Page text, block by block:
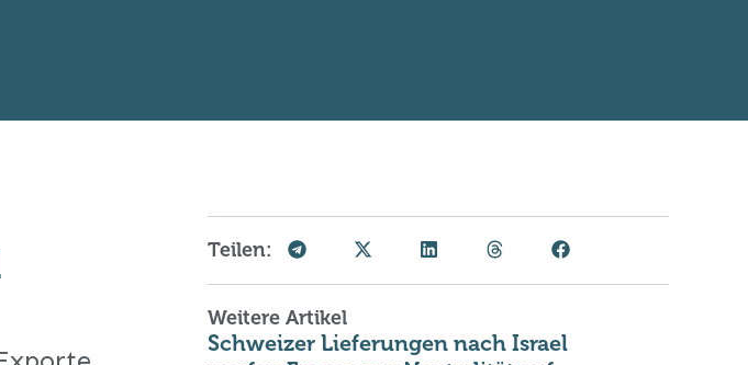
Teilen:
Weitere Artikel
Schweizer Lieferungen nach Israel